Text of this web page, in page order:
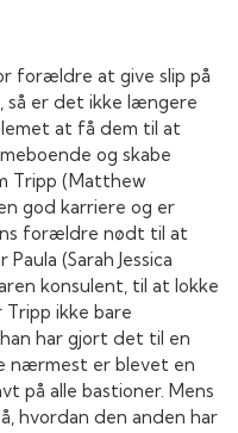
forældre at give slip på
så er det ikke længere
at få dem til at
og skabe
Tripp (Matthew
god karriere og er
forældre nødt til at
(Sarah Jessica
konsulent, til at lokke
ikke bare
har gjort det til en
nærmest er blevet en
på alle bastioner. Mens
hvordan den anden har